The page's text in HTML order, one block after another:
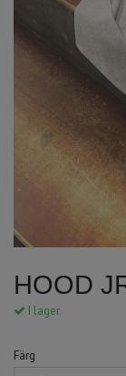
HOOD
I lager.
Färg